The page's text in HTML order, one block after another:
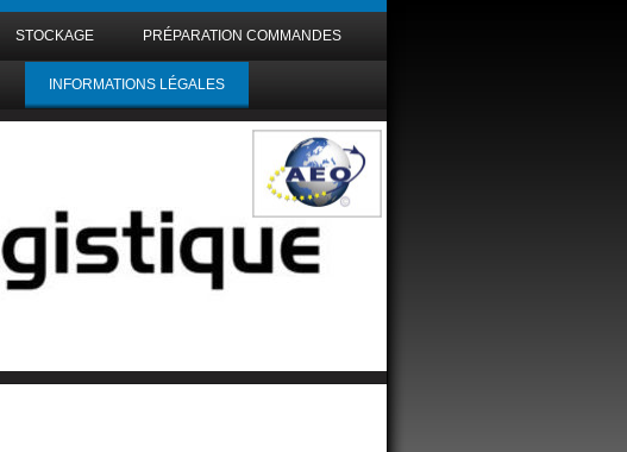
STOCKAGE PRÉPARATION COMMANDES
INFORMATIONS LÉGALES